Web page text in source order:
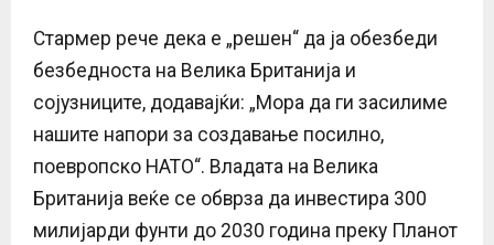
Стармер рече дека е „решен“ да ја обезбеди
безбедноста на Велика Британија и
сојузниците, додавајќи: „Мора да ги засилиме
нашите напори за создавање посилно,
поевропско НАТО“. Владата на Велика
Британија веќе се обврза да инвестира 300
милијарди фунти до 2030 година преку Планот